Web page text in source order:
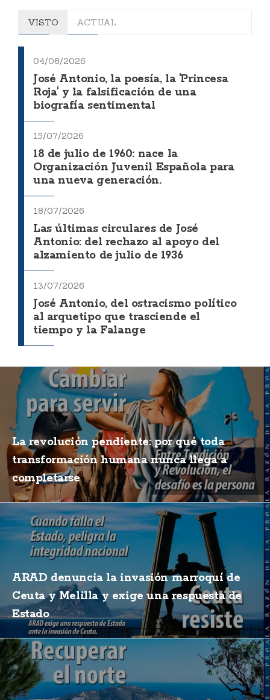
VISTO ACTUAL
04/08/2026
José Antonio, la poesía, la 'Princesa
Roja' y la falsificación de una
biografía sentimental
15/07/2026
18 de julio de 1960: nace la
Organización Juvenil Española para
una nueva generación.
18/07/2026
Las últimas circulares de José
Antonio: del rechazo al apoyo del
alzamiento de julio de 1936
13/07/2026
José Antonio, del ostracismo político
al arquetipo que trasciende el
tiempo y la Falange
La revolución pendiente: por qué toda
transformación humana nunca llega a
completarse
ARAD denuncia la invasión marroquí de
Ceuta y Melilla y exige una respuesta de
Estado